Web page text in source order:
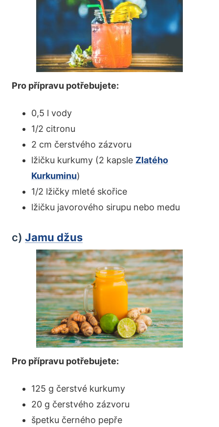
Pro přípravu potřebujete:
0,5 l vody
1/2 citronu
2 cm čerstvého zázvoru
lžičku kurkumy (2 kapsle Zlatého
Kurkuminu)
1/2 lžičky mleté skořice
lžičku javorového sirupu nebo medu
c) Jamu džus
Pro přípravu potřebujete:
125 g čerstvé kurkumy
20 g čerstvého zázvoru
špetku černého pepře